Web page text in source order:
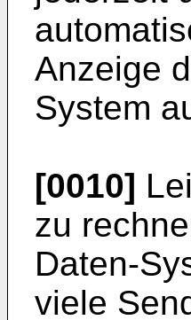
Anzeige
System
[0010]
zu
Daten-
viele